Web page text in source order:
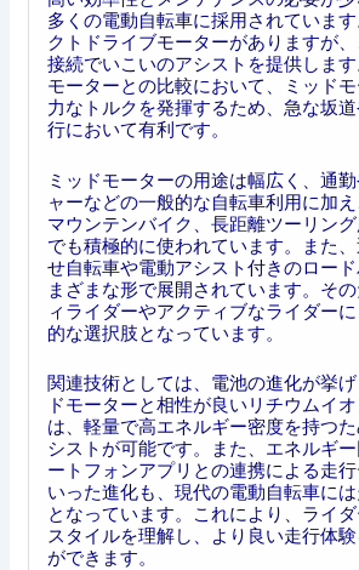
多くの電動自転車に採用されていま
クトドライブモーターがありますが
接続でいこいのアシストを提供しま
モーターとの比較において、ミッド
力なトルクを発揮するため、急な坂
行において有利です。
ミッドモーターの用途は幅広く、通
ャーなどの一般的な自転車利用に加
マウンテンバイク、長距離ツーリン
でも積極的に使われています。また
せ自転車や電動アシスト付きのロー
まざまな形で展開されています。そ
ィライダーやアクティブなライダー
的な選択肢となっています。
関連技術としては、電池の進化が挙
ドモーターと相性が良いリチウムイ
は、軽量で高エネルギー密度を持つ
シストが可能です。また、エネルギ
ートフォンアプリとの連携による走
いった進化も、現代の電動自転車に
となっています。これにより、ライ
スタイルを理解し、より良い走行体
ができます。